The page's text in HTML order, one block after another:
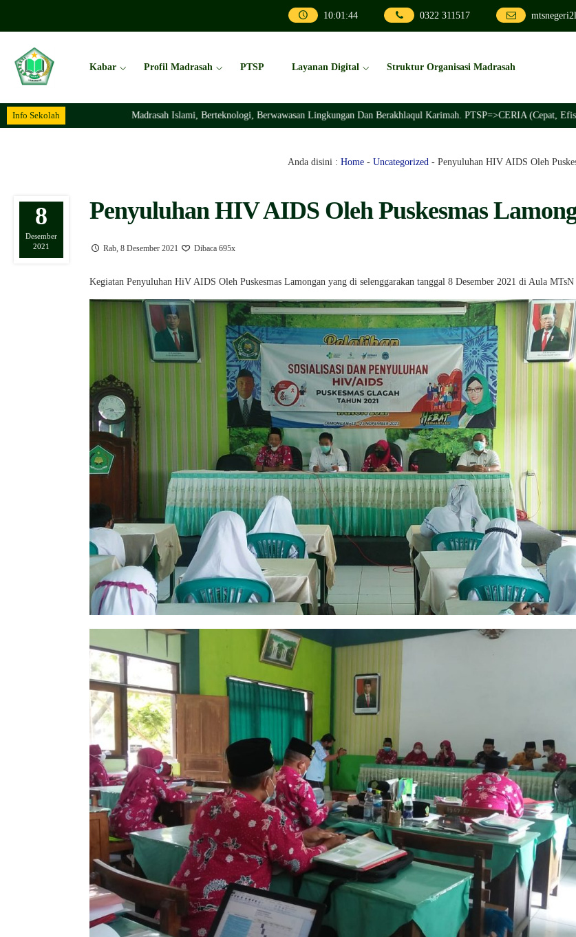
10:01:46 0322 311517
Kabar Profil Madrasah PTSP Layanan Digital Struktur Organisasi Madrasah
Info Sekolah Madrasah Islami, Berteknologi, Berwawasan Lingkungan Dan Berakhlaqul Karimah. PTSP=>CERIA (Cepat, Efisien,
Anda disini : Home - Uncategorized - Penyuluhan HIV AIDS Oleh
8
Desember
2021
Penyuluhan HIV AIDS Oleh Puskesmas
Rab, 8 Desember 2021 Dibaca 695x
Kegiatan Penyuluhan HiV AIDS Oleh Puskesmas Lamongan yang di selenggarakan tanggal 8 Desember 2021 di Aula